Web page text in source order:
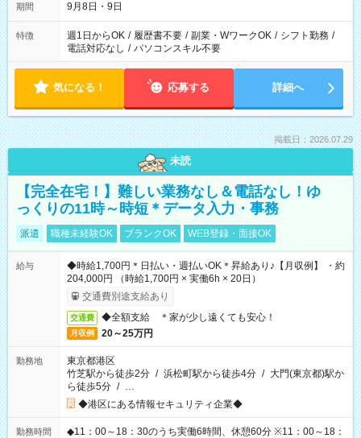
期間 9月8日・9日
特徴 週1日からOK / 履歴書不要 / 副業・WワークOK / シフト勤務 /
電話対応なし / パソコンスキル不要
気になる！ 応募する 詳細へ
掲載日：2026.07.29
未読
【完全在宅！】難しい業務なし＆電話なし！ゆ
っくりの11時～時短＊データ入力・事務
派遣 職種未経験OK ブランクOK WEB登録・面接OK
給与
◆時給1,700円＊日払い・週払いOK＊昇給あり♪【月収例】 ・約
204,000円 （時給1,700円 × 実働6h × 20日）
交通費別途支給あり
交通費 ◆全額支給 ＊家が少し遠くても安心！
月収例 20～25万円
勤務地
東京都港区
竹芝駅から徒歩2分 / 浜松町駅から徒歩4分 / 大門(東京都)駅か
ら徒歩5分 / …
◆港区にある情報セキュリティ企業◆
勤務時間
◆11：00～18：30のうち実働6時間、休憩60分 ※11：00～18：